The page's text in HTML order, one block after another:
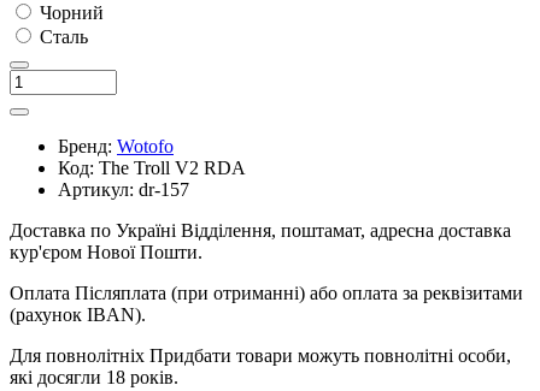
Чорний
Сталь
Бренд: Wotofo
Код: The Troll V2 RDA
Артикул: dr-157
Доставка по Україні Відділення, поштамат, адресна доставка
кур'єром Нової Пошти.
Оплата Післяплата (при отриманні) або оплата за реквізитами
(рахунок IBAN).
Для повнолітніх Придбати товари можуть повнолітні особи,
які досягли 18 років.